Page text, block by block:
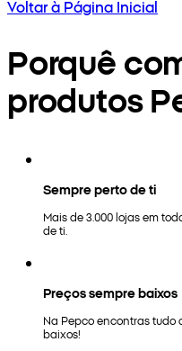
Voltar à Página Inicial
Porquê
produtos
Sempre perto de ti
Mais de 3.000 lojas em
de ti.
Preços sempre baixos
Na Pepco encontras tudo
baixos!